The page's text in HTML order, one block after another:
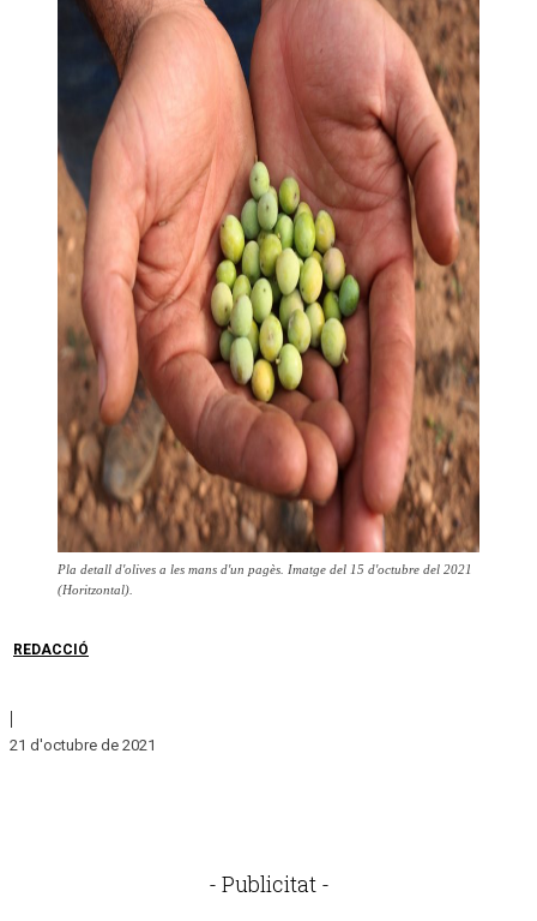
Pla detall d'olives a les mans d'un pagès. Imatge del 15 d'octubre del 2021
(Horitzontal).
REDACCIÓ
|
21 d'octubre de 2021
- Publicitat -